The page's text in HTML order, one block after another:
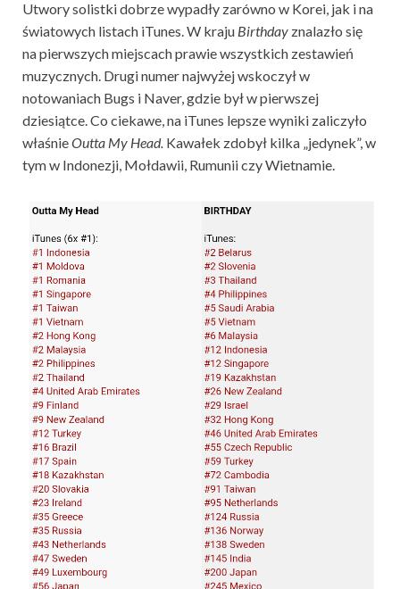
Utwory solistki dobrze wypadły zarówno w Korei, jak i na
światowych listach iTunes. W kraju Birthday znalazło się
na pierwszych miejscach prawie wszystkich zestawień
muzycznych. Drugi numer najwyżej wskoczył w
notowaniach Bugs i Naver, gdzie był w pierwszej
dziesiątce. Co ciekawe, na iTunes lepsze wyniki zaliczyło
właśnieOutta My Head. Kawałek zdobył kilka „jedynek”, w
tym w Indonezji, Mołdawii, Rumunii czy Wietnamie.